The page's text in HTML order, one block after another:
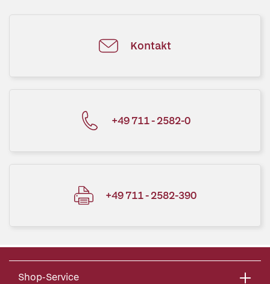
Kontakt
+49 711 - 2582-0
+49 711 - 2582-390
Shop-Service